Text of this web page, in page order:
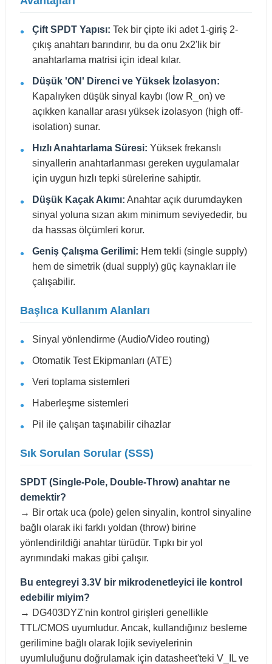
Çift SPDT Yapısı: Tek bir çipte iki adet 1-giriş 2-
çıkış anahtarı barındırır, bu da onu 2x2'lik bir
anahtarlama matrisi için ideal kılar.
Düşük 'ON' Direnci ve Yüksek İzolasyon:
Kapalıyken düşük sinyal kaybı (low R_on) ve
açıkken kanallar arası yüksek izolasyon (high off-
isolation) sunar.
Hızlı Anahtarlama Süresi: Yüksek frekanslı
sinyallerin anahtarlanması gereken uygulamalar
için uygun hızlı tepki sürelerine sahiptir.
Düşük Kaçak Akımı: Anahtar açık durumdayken
sinyal yoluna sızan akım minimum seviyededir, bu
da hassas ölçümleri korur.
Geniş Çalışma Gerilimi: Hem tekli (single supply)
hem de simetrik (dual supply) güç kaynakları ile
çalışabilir.
Başlıca Kullanım Alanları
Sinyal yönlendirme (Audio/Video routing)
Otomatik Test Ekipmanları (ATE)
Veri toplama sistemleri
Haberleşme sistemleri
Pil ile çalışan taşınabilir cihazlar
Sık Sorulan Sorular (SSS)
SPDT (Single-Pole, Double-Throw) anahtar ne
demektir?
→ Bir ortak uca (pole) gelen sinyalin, kontrol sinyaline
bağlı olarak iki farklı yoldan (throw) birine
yönlendirildiği anahtar türüdür. Tıpkı bir yol
ayrımındaki makas gibi çalışır.
Bu entegreyi 3.3V bir mikrodenetleyici ile kontrol
edebilir miyim?
→ DG403DYZ'nin kontrol girişleri genellikle
TTL/CMOS uyumludur. Ancak, kullandığınız besleme
gerilimine bağlı olarak lojik seviyelerinin
uyumluluğunu doğrulamak için datasheet'teki V_IL ve